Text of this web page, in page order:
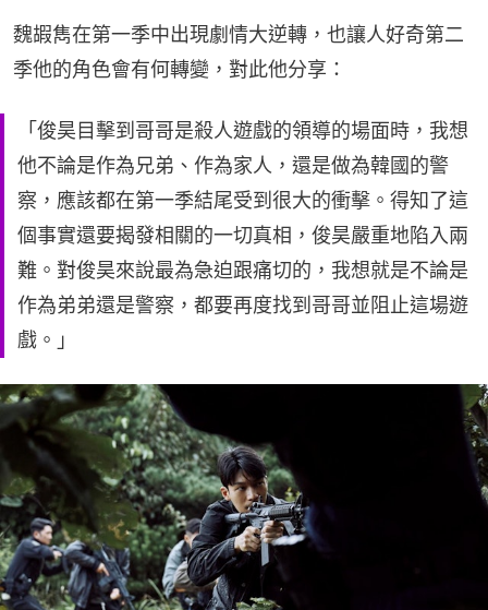
魏嘏雋在第一季中出現劇情大逆轉，也讓人好奇第二
季他的角色會有何轉變，對此他分享：
「俊昊目擊到哥哥是殺人遊戲的領導的場面時，我想
他不論是作為兄弟、作為家人，還是做為韓國的警
察，應該都在第一季結尾受到很大的衝擊。得知了這
個事實還要揭發相關的一切真相，俊昊嚴重地陷入兩
難。對俊昊來說最為急迫跟痛切的，我想就是不論是
作為弟弟還是警察，都要再度找到哥哥並阻止這場遊
戲。」